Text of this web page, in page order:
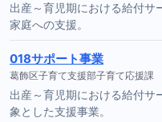
出産～育児期における給付サ
家庭への支援。
018サポート事業
葛飾区子育て支援部子育て応援課
出産～育児期における給付
象とした支援事業。